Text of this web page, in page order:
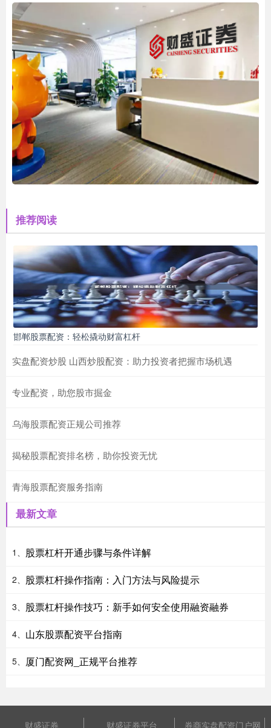
推荐阅读
邯郸股票配资：轻松撬动财富杠杆
实盘配资炒股 山西炒股配资：助力投资者把握市场机遇
专业配资，助您股市掘金
乌海股票配资正规公司推荐
揭秘股票配资排名榜，助你投资无忧
青海股票配资服务指南
最新文章
1、 股票杠杆开通步骤与条件详解
2、 股票杠杆操作指南：入门方法与风险提示
3、 股票杠杆操作技巧：新手如何安全使用融资融券
4、 山东股票配资平台指南
5、 厦门配资网_正规平台推荐
财盛证券 财盛证券平台 券商实盘配资门户网